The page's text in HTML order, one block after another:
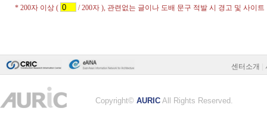
센터소개
Copyright© AURIC All Rights Reserved.